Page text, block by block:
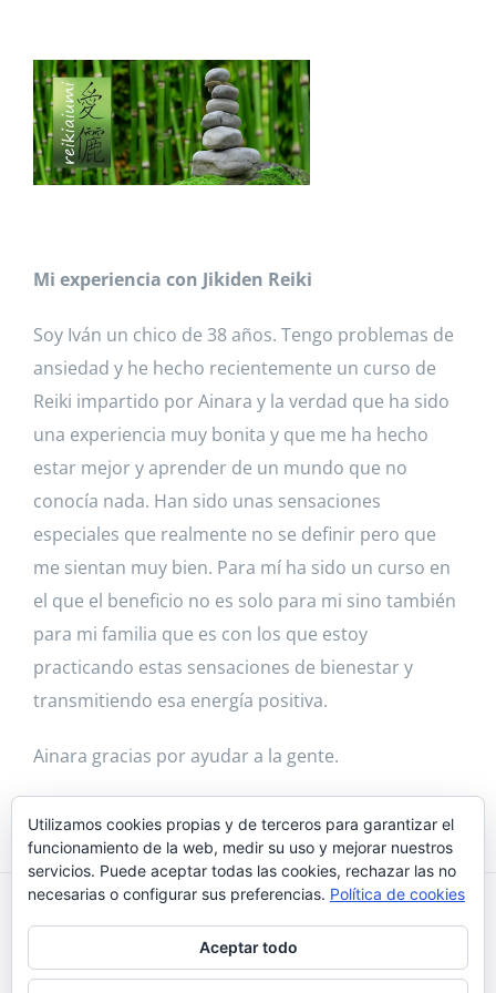
Ver
imagen
más
grande
Mi experiencia con Jikiden Reiki
Soy Iván un chico de 38 años. Tengo problemas de
ansiedad y he hecho recientemente un curso de
Reiki impartido por Ainara y la verdad que ha sido
una experiencia muy bonita y que me ha hecho
estar mejor y aprender de un mundo que no
conocía nada. Han sido unas sensaciones
especiales que realmente no se definir pero que
me sientan muy bien. Para mí ha sido un curso en
el que el beneficio no es solo para mi sino también
para mi familia que es con los que estoy
practicando estas sensaciones de bienestar y
transmitiendo esa energía positiva.
Ainara gracias por ayudar a la gente.
Reikiaiumi 2018 © |¿Qué son las cookies?|Política de
cookies|Aviso Legal
Utilizamos cookies propias y de terceros para garantizar el
funcionamiento de la web, medir su uso y mejorar nuestros
servicios. Puede aceptar todas las cookies, rechazar las no
necesarias o configurar sus preferencias. Política de cookies
Aceptar todo